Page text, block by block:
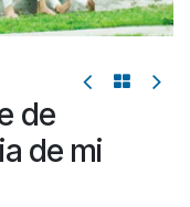
de
de mi